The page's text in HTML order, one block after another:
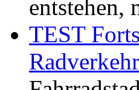
entstehen,
TEST